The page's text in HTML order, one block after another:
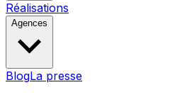
Réalisations
Agences
BlogLa presse